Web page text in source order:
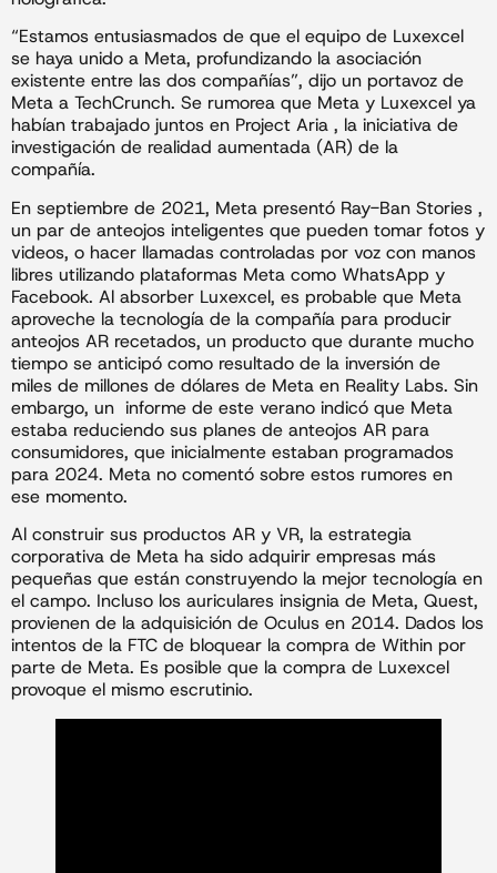
“Estamos entusiasmados de que el equipo de Luxexcel
se haya unido a Meta, profundizando la asociación
existente entre las dos compañías”, dijo un portavoz de
Meta a TechCrunch. Se rumorea que Meta y Luxexcel ya
habían trabajado juntos en Project Aria , la iniciativa de
investigación de realidad aumentada (AR) de la
compañía.
En septiembre de 2021, Meta presentó Ray-Ban Stories ,
un par de anteojos inteligentes que pueden tomar fotos y
videos, o hacer llamadas controladas por voz con manos
libres utilizando plataformas Meta como WhatsApp y
Facebook. Al absorber Luxexcel, es probable que Meta
aproveche la tecnología de la compañía para producir
anteojos AR recetados, un producto que durante mucho
tiempo se anticipó como resultado de la inversión de
miles de millones de dólares de Meta en Reality Labs. Sin
embargo, un informe de este verano indicó que Meta
estaba reduciendo sus planes de anteojos AR para
consumidores, que inicialmente estaban programados
para 2024. Meta no comentó sobre estos rumores en
ese momento.
Al construir sus productos AR y VR, la estrategia
corporativa de Meta ha sido adquirir empresas más
pequeñas que están construyendo la mejor tecnología en
el campo. Incluso los auriculares insignia de Meta, Quest,
provienen de la adquisición de Oculus en 2014. Dados los
intentos de la FTC de bloquear la compra de Within por
parte de Meta. Es posible que la compra de Luxexcel
provoque el mismo escrutinio.